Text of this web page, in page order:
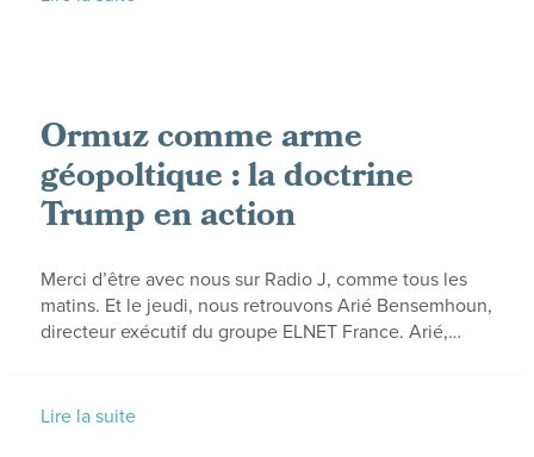
Ormuz comme arme
géopoltique : la doctrine
Trump en action
Merci d’être avec nous sur Radio J, comme tous les
matins. Et le jeudi, nous retrouvons Arié Bensemhoun,
directeur exécutif du groupe ELNET France. Arié,…
Lire la suite